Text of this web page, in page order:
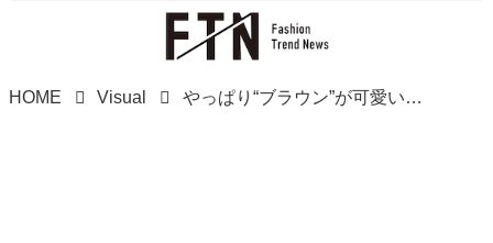
HOME Visual やっぱり“ブラウン”が可愛い！【グローバルワーク】きれいめ派必見♡「大人スカートコーデ」